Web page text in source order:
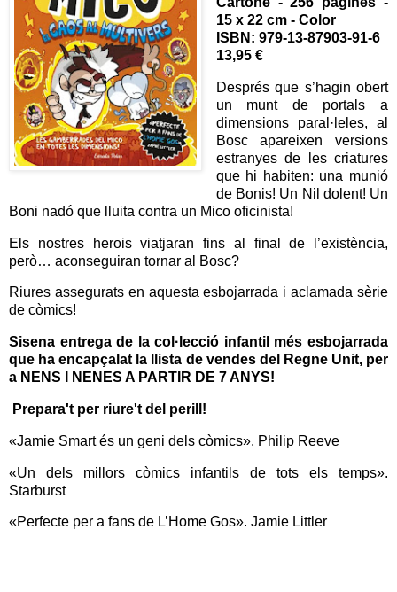
15 x 22 cm - Color
ISBN: 979-13-87903-91-6
13,95 €
Després que s’hagin obert
un munt de portals a
dimensions paral·leles, al
Bosc apareixen versions
estranyes de les criatures
que hi habiten: una munió
de Bonis! Un Nil dolent! Un
Boni nadó que lluita contra un Mico oficinista!
Els nostres herois viatjaran fins al final de l’existència,
però… aconseguiran tornar al Bosc?
Riures assegurats en aquesta esbojarrada i aclamada sèrie
de còmics!
Sisena entrega de la col·lecció infantil més esbojarrada
que ha encapçalat la llista de vendes del Regne Unit, per
a NENS I NENES A PARTIR DE 7 ANYS!
Prepara't per riure't del perill!
«Jamie Smart és un geni dels còmics». Philip Reeve
«Un dels millors còmics infantils de tots els temps».
Starburst
«Perfecte per a fans de L’Home Gos». Jamie Littler